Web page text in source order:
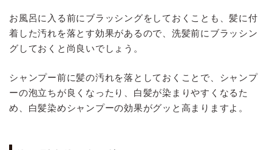
お風呂に入る前にブラッシングをしておくことも、髪に付
着した汚れを落とす効果があるので、洗髪前にブラッシン
グしておくと尚良いでしょう。
シャンプー前に髪の汚れを落としておくことで、シャンプ
ーの泡立ちが良くなったり、白髪が染まりやすくなるた
め、白髪染めシャンプーの効果がグッと高まりますよ。